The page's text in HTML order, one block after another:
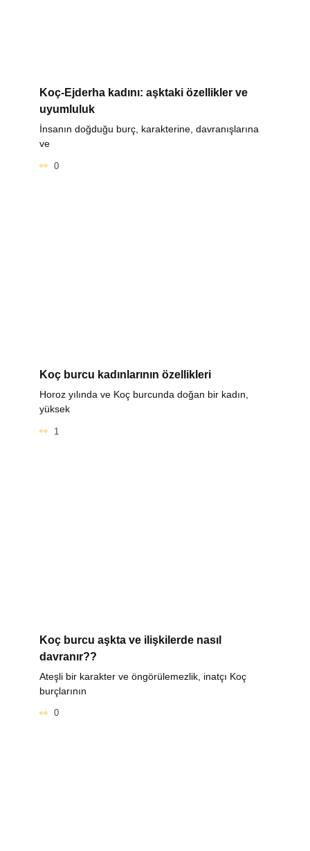
Koç-Ejderha kadını: aşktaki özellikler ve
uyumluluk
İnsanın doğduğu burç, karakterine, davranışlarına
ve
0
Koç burcu kadınlarının özellikleri
Horoz yılında ve Koç burcunda doğan bir kadın,
yüksek
1
Koç burcu aşkta ve ilişkilerde nasıl
davranır??
Ateşli bir karakter ve öngörülemezlik, inatçı Koç
burçlarının
0